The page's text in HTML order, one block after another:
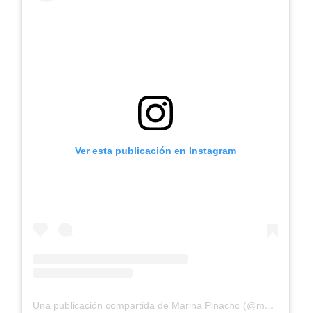
Ver esta publicación en Instagram
Una publicación compartida de Marina Pinacho (@mpinach)